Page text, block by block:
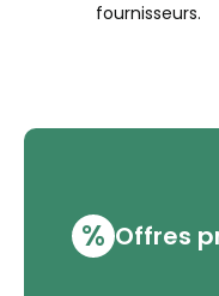
fournisseurs.
% Offres